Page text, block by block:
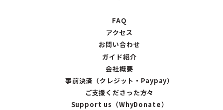
FAQ
アクセス
お問い合わせ
ガイド紹介
会社概要
事前決済（クレジット・Paypay）
ご支援くださった方々
Support us（WhyDonate）